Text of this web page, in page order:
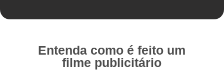
Entenda como é feito um
filme publicitário